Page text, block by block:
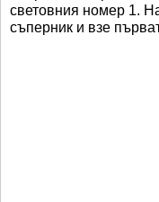
световния номер 1.
съперник и взе